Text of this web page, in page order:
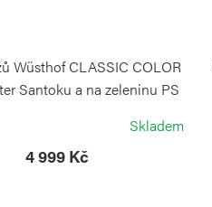
Wüsthof CLASSIC COLOR
Santoku a na zeleninu PS
Skladem
4 999 Kč